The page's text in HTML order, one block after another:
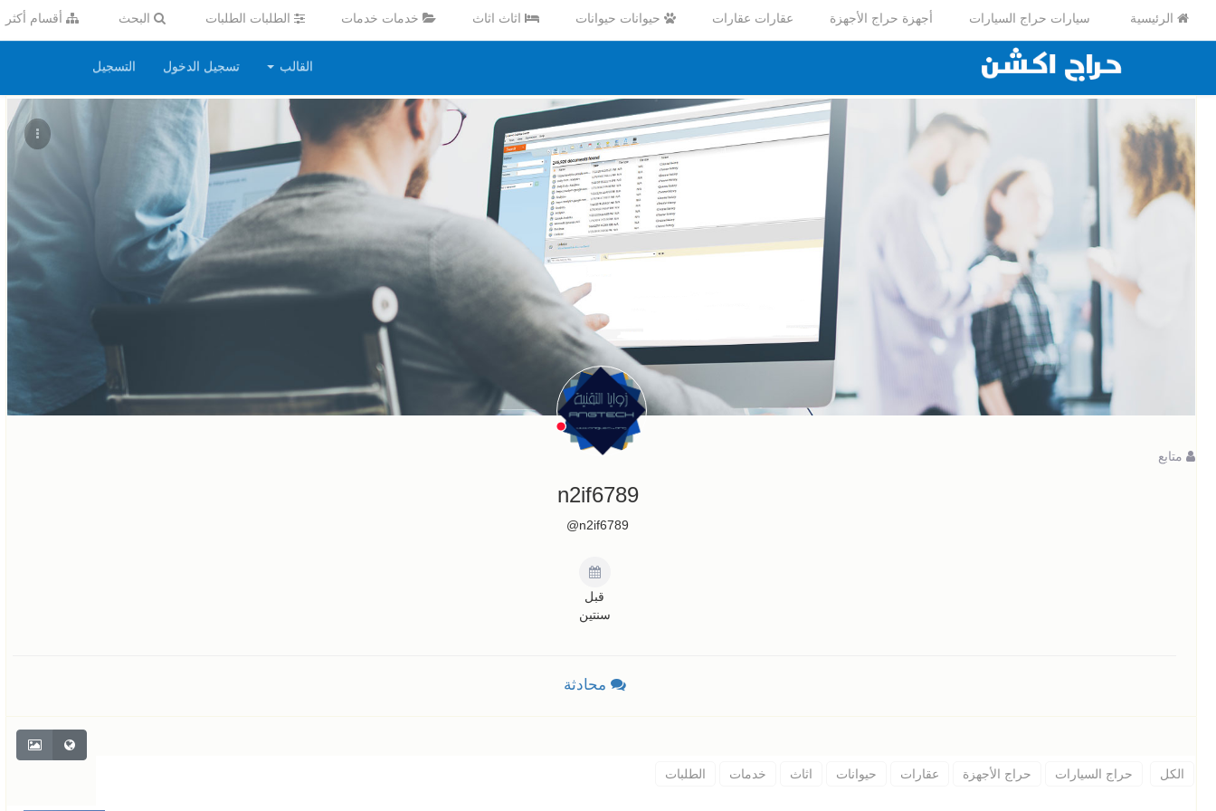
الرئيسية سيارات حراج السيارات أجهزة حراج الأجهزة عقارات عقارات حيوانات حيوانات اثاث اثاث خدمات خدمات الطلبات الطلبات البحث أقسام أكثر
القالب تسجيل الدخول التسجيل
متابع
n2if6789
n2if6789@
قبل
سنتين
محادثة
الكل حراج السيارات حراج الأجهزة عقارات حيوانات اثاث خدمات الطلبات